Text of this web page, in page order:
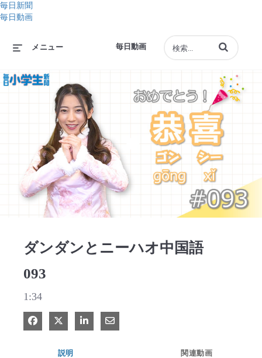
毎日新聞
毎日動画
毎日動画
メニュー 動画の検索語句
Play
ダンダンとニーハオ中国語
093
1:34
Facebook で共有
Xで共有する
LinkedIn で共有
電子メールで共有
説明 関連動画